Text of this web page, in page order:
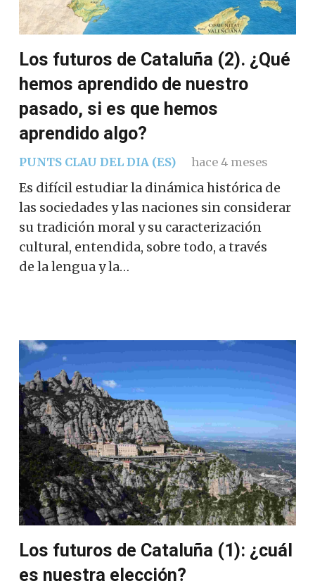
Los futuros de Cataluña (2). ¿Qué
hemos aprendido de nuestro
pasado, si es que hemos
aprendido algo?
PUNTS CLAU DEL DIA (ES) hace 4 meses
Es difícil estudiar la dinámica histórica de
las sociedades y las naciones sin considerar
su tradición moral y su caracterización
cultural, entendida, sobre todo, a través
de la lengua y la…
Los futuros de Cataluña (1): ¿cuál
es nuestra elección?